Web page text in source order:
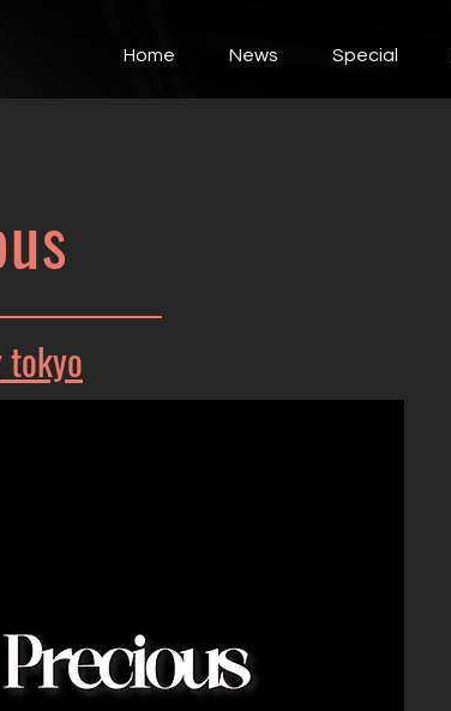
Home News Special
tokyo